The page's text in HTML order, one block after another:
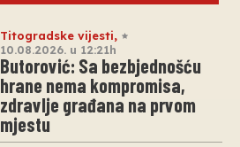
Titogradske vijesti,
10.08.2026. u 12:21h
Butorović: Sa bezbjednošću
hrane nema kompromisa,
zdravlje građana na prvom
mjestu